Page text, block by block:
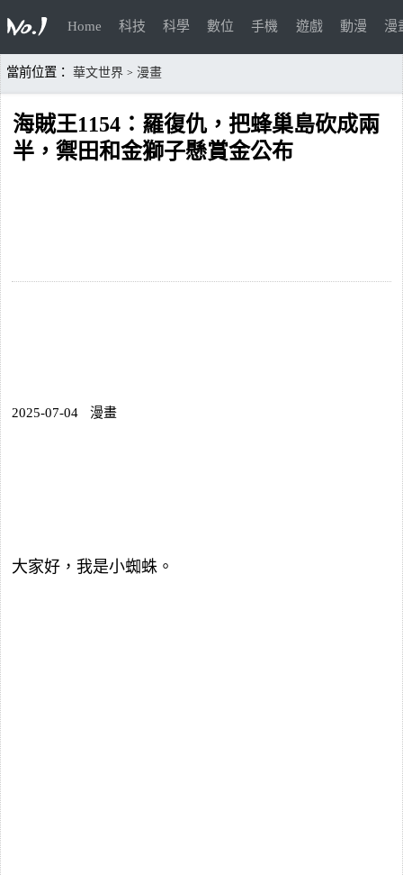
Home 科技 科學 數位 手機 遊戲 動漫 漫
當前位置： 華文世界 > 漫畫
海賊王1154：羅復仇，把蜂巢島砍成兩
半，禦田和金獅子懸賞金公布
2025-07-04 漫畫
大家好，我是小蜘蛛。